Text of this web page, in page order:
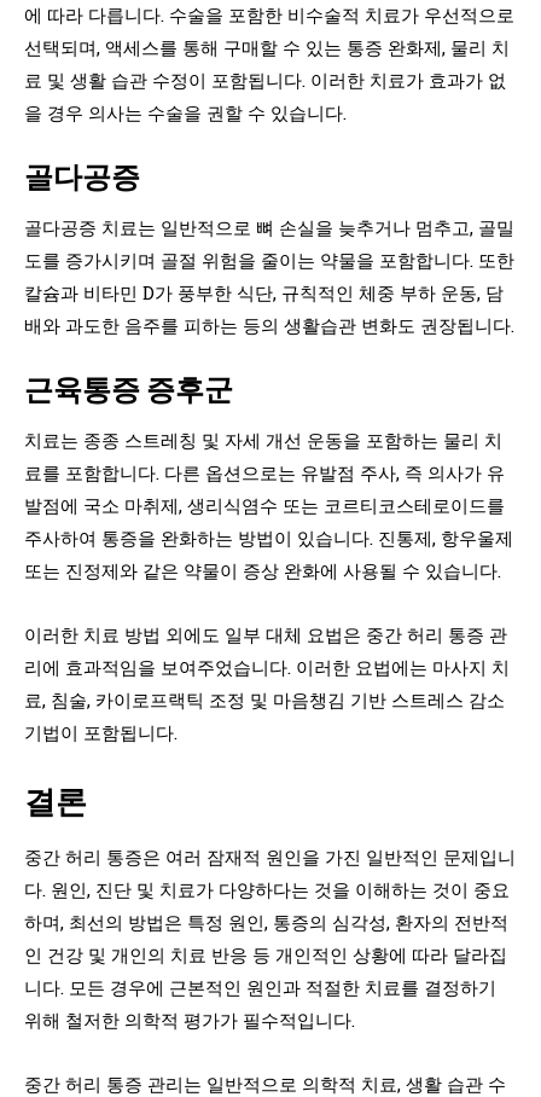
에 따라 다릅니다. 수술을 포함한 비수술적 치료가 우선적으로
선택되며, 액세스를 통해 구매할 수 있는 통증 완화제, 물리 치
료 및 생활 습관 수정이 포함됩니다. 이러한 치료가 효과가 없
을 경우 의사는 수술을 권할 수 있습니다.
골다공증
골다공증 치료는 일반적으로 뼈 손실을 늦추거나 멈추고, 골밀
도를 증가시키며 골절 위험을 줄이는 약물을 포함합니다. 또한
칼슘과 비타민 D가 풍부한 식단, 규칙적인 체중 부하 운동, 담
배와 과도한 음주를 피하는 등의 생활습관 변화도 권장됩니다.
근육통증 증후군
치료는 종종 스트레칭 및 자세 개선 운동을 포함하는 물리 치
료를 포함합니다. 다른 옵션으로는 유발점 주사, 즉 의사가 유
발점에 국소 마취제, 생리식염수 또는 코르티코스테로이드를
주사하여 통증을 완화하는 방법이 있습니다. 진통제, 항우울제
또는 진정제와 같은 약물이 증상 완화에 사용될 수 있습니다.
이러한 치료 방법 외에도 일부 대체 요법은 중간 허리 통증 관
리에 효과적임을 보여주었습니다. 이러한 요법에는 마사지 치
료, 침술, 카이로프랙틱 조정 및 마음챙김 기반 스트레스 감소
기법이 포함됩니다.
결론
중간 허리 통증은 여러 잠재적 원인을 가진 일반적인 문제입니
다. 원인, 진단 및 치료가 다양하다는 것을 이해하는 것이 중요
하며, 최선의 방법은 특정 원인, 통증의 심각성, 환자의 전반적
인 건강 및 개인의 치료 반응 등 개인적인 상황에 따라 달라집
니다. 모든 경우에 근본적인 원인과 적절한 치료를 결정하기
위해 철저한 의학적 평가가 필수적입니다.
중간 허리 통증 관리는 일반적으로 의학적 치료, 생활 습관 수